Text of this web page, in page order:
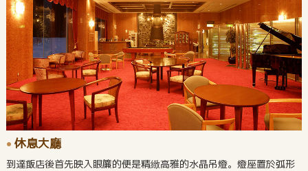
休息大廳
到達飯店後首先映入眼簾的便是精緻高雅的水晶吊燈。燈座置於弧形